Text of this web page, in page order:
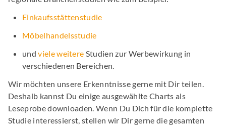
Einkaufsstättenstudie
Möbelhandelsstudie
undviele weitere Studien zur Werbewirkung in
verschiedenen Bereichen.
Wir möchten unsere Erkenntnisse gerne mit Dir teilen.
Deshalb kannst Du einige ausgewählte Charts als
Leseprobe downloaden. Wenn Du Dich für die komplette
Studie interessierst, stellen wir Dir gerne die gesamten